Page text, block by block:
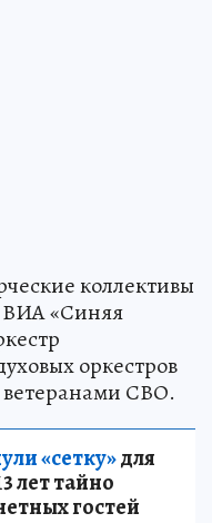
коллективы
ВИА «Синяя
оркестров
СВО.
«сетку»для
лет тайно
гостей